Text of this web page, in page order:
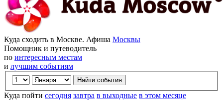
Куда сходить в Москве. Афиша Москвы
Помощник и путеводитель
по интересным местам
и лучшим событиям
Куда пойти сегодня завтра в выходные в этом месяце